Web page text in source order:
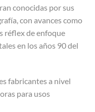
conocidas por sus
con avances como
réflex de enfoque
en los años 90 del
fabricantes a nivel
para usos